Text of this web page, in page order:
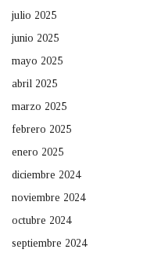
julio 2025
junio 2025
mayo 2025
abril 2025
marzo 2025
febrero 2025
enero 2025
diciembre 2024
noviembre 2024
octubre 2024
septiembre 2024